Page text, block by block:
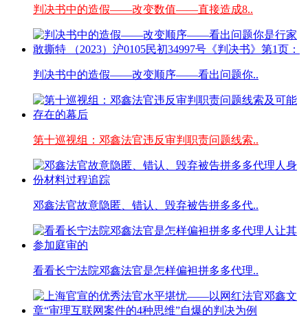
判决书中的造假——改变数值——直接造成8..
判决书中的造假——改变顺序——看出问题你..
第十巡视组：邓鑫法官违反审判职责问题线索..
邓鑫法官故意隐匿、错认、毁弃被告拼多多代..
看看长宁法院邓鑫法官是怎样偏袒拼多多代理..